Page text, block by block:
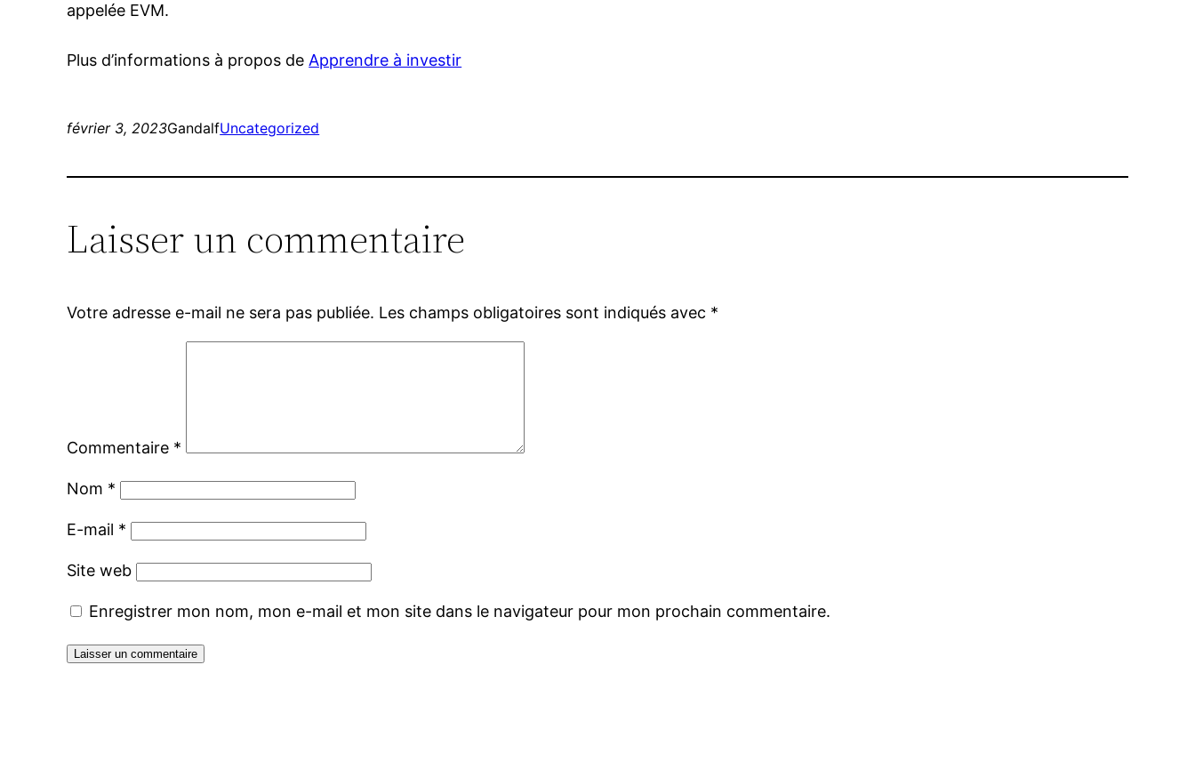
appelée EVM.
Plus d’informations à propos de Apprendre à investir
février 3, 2023GandalfUncategorized
Laisser un commentaire
Votre adresse e-mail ne sera pas publiée. Les champs obligatoires sont indiqués avec *
Commentaire *
Nom *
E-mail *
Site web
Enregistrer mon nom, mon e-mail et mon site dans le navigateur pour mon prochain commentaire.